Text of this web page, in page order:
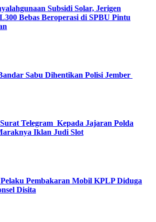
Subsidi Solar, Jerigen
Bebas Beroperasi di SPBU Pintu
Sabu Dihentikan Polisi Jember
Telegram Kepada Jajaran Polda
Iklan Judi Slot
Pembakaran Mobil KPLP Diduga
Disita